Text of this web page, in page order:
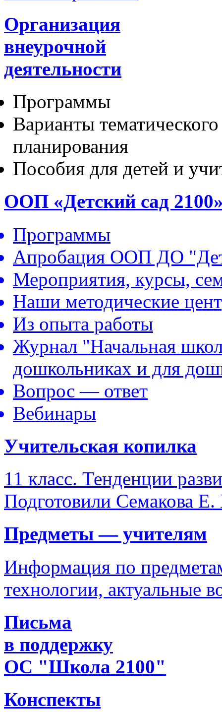
Организация
внеурочной
деятельности
Программы
Варианты тематического
планирования
Пособия для детей и
ООП «Детский сад
Программы
Апробация ООП ДО
Мероприятия, курсы,
Наши методические
Из опыта работы
Журнал "Начальная
дошкольниках и для
Вопрос — ответ
Вебинары
Учительская копилка
11 класс. Тенденции
Подготовили Семакова
Предметы — учителям
Информация по
технологии, актуальные
Письма
в поддержку
ОС "Школа 2100"
Конспекты